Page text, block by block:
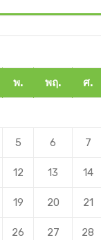
พ. พฤ. ศ.
5 6 7
12 13 14
19 20 21
26 27 28